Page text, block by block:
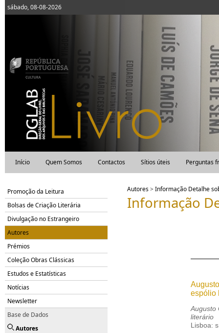
sábado, 08-08-2026
Início Quem Somos Contactos Sítios úteis Perguntas
Promoção da Leitura
Bolsas de Criação Literária
Divulgação no Estrangeiro
Autores
Prémios
Coleção Obras Clássicas
Estudos e Estatísticas
Notícias
Newsletter
Base de Dados
Autores
Autores>Informação Detalhe
Informação
espólio
Augusto
literário
Lisboa: